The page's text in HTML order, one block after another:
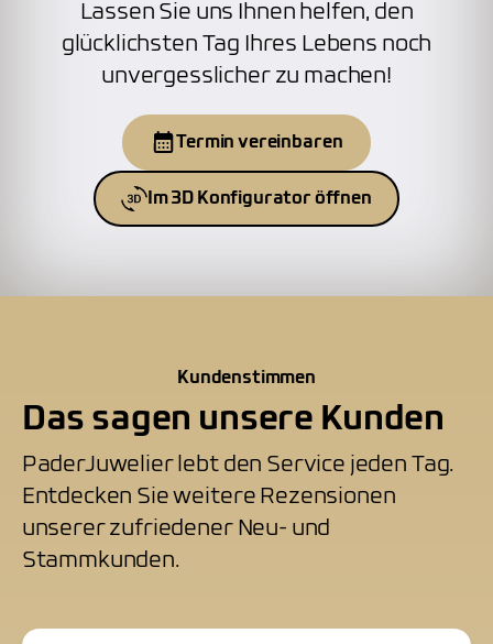
Lassen Sie uns Ihnen helfen, den
glücklichsten Tag Ihres Lebens noch
unvergesslicher zu machen!
Termin vereinbaren
Im 3D Konfigurator öffnen
Kundenstimmen
Das sagen unsere Kunden
PaderJuwelier lebt den Service jeden Tag.
Entdecken Sie weitere Rezensionen
unserer zufriedener Neu- und
Stammkunden.